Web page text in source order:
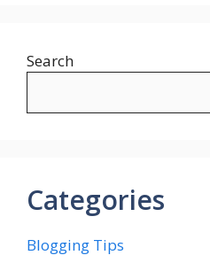
Search
Categories
Blogging Tips